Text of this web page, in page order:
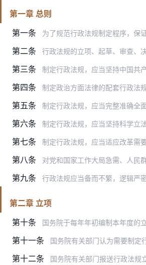
第一章 总则
第一条
为了规范行政法规制定程序，保证行政法规质量，根据宪法、立法法
第二条 行政法规的立项、起草、审查、决定、公
第三条 制定行政法规，应当坚持中国共产党的领导，贯彻落
第四条 制定政治方面法律的配套行政法规，应当按
第五条 制定行政法规，应当完整准确全面贯彻新发展理念，统筹发展和安全，注重立法与改革、发展、稳定相协同，注重保
第六条 制定行政法规，应当坚持科学立法、民主立法、依法立法，增强立
第七条 制定行政法规，应当适应改革需要，引导、
第八条 对党和国家工作大局急需、人民群众迫切期盼，调整范围单一、有关方面没有较大争议的行政
第九条 行政法规应当备而不繁，逻辑严密，条文明确、具体，
第二章 立项
第十条
国务院于每年年初编制本年度的
第十一条 国务院有关部门认为需要制定行政法规的，应当于国务院编制
第十二条 国务院有关部门报送行政法规立项申请，应当说明依据的党的路线方针政策和决策部署、立法项目的必要性和